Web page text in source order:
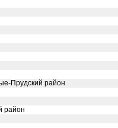
Прудский район
район